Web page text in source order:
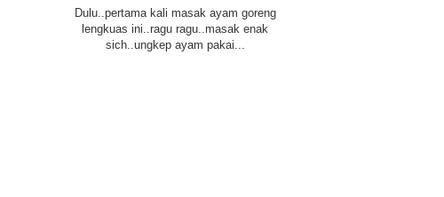
Dulu..pertama kali masak ayam goreng
lengkuas ini..ragu ragu..masak enak
sich..ungkep ayam pakai...